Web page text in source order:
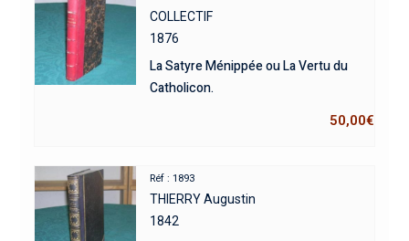
COLLECTIF
1876
La Satyre Ménippée ou La Vertu du
Catholicon.
50,00€
Réf : 1893
THIERRY Augustin
1842